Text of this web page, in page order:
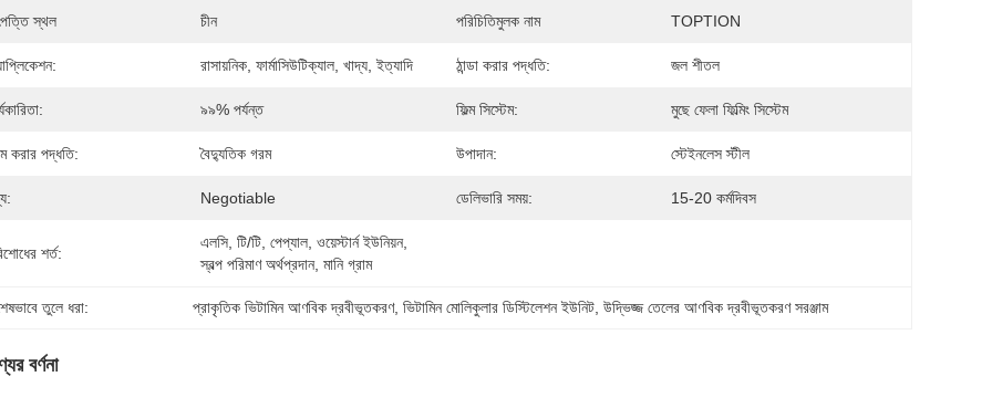
স্থল চীন পরিচিতিমুলক নাম TOPTION
রাসায়নিক, ফার্মাসিউটিক্যাল, খাদ্য, ইত্যাদি ঠান্ডা করার পদ্ধতি: জল শীতল
৯৯% পর্যন্ত ফিল্ম সিস্টেম: মুছে ফেলা ফিল্মিং সিস্টেম
করার পদ্ধতি: বৈদ্যুতিক গরম উপাদান: স্টেইনলেস স্টীল
Negotiable ডেলিভারি সময়: 15-20 কর্মদিবস
শর্ত:
এলসি, টি/টি, পেপ্যাল, ওয়েস্টার্ন ইউনিয়ন,
স্বল্প পরিমাণ অর্থপ্রদান, মানি গ্রাম
তুলে ধরা: প্রাকৃতিক ভিটামিন আণবিক দ্রবীভূতকরণ, ভিটামিন মোলিকুলার ডিস্টিলেশন ইউনিট , উদ্ভিজ্জ তেলের আণবিক দ্রবীভূতকরণ সরঞ্জাম
বর্ণনা